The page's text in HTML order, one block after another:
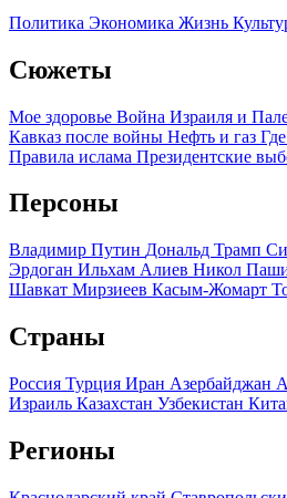
Политика Экономика Жизнь
Сюжеты
Мое здоровье Война Израиля и
Кавказ после войны Нефть и газ
Правила ислама Президентские
Персоны
Владимир Путин Дональд Трамп
Эрдоган Ильхам Алиев Никол
Шавкат Мирзиеев Касым-Жомарт
Страны
Россия Турция Иран Азербайджан
Израиль Казахстан Узбекистан
Регионы